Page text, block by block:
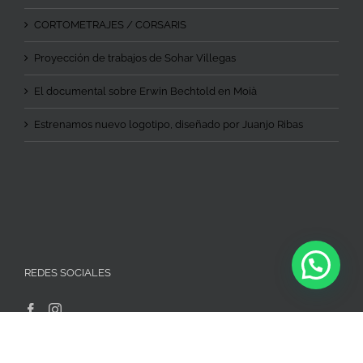
CORTOMETRAJES / CORSARIS
Proyección de trabajos de Sohar Villegas
El documental sobre Erwin Bechtold en Moià
Estrenamos nuevo logotipo, diseñado por Juanjo Ribas
REDES SOCIALES